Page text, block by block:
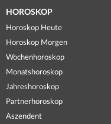
HOROSKOP
Horoskop Heute
Horoskop Morgen
Wochenhoroskop
Monatshoroskop
Jahreshoroskop
Partnerhoroskop
Aszendent